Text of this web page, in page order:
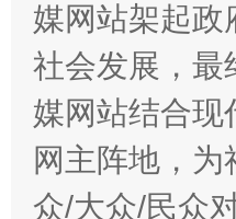
以产业富民促
媒网站架起政
社会发展，最
媒网站结合现
网主阵地，
众/大众/民众